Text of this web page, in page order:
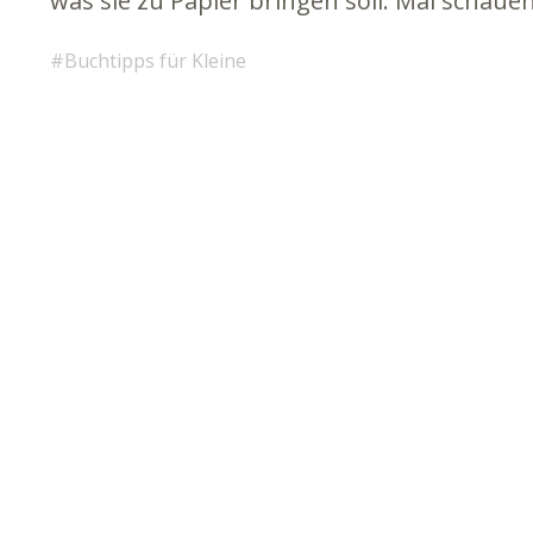
Buchtipps für Kleine